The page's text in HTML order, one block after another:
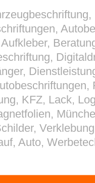
KFZ, Lack,
Auto,